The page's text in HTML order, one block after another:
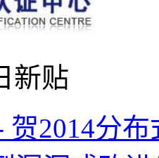
新贴
贺2014分